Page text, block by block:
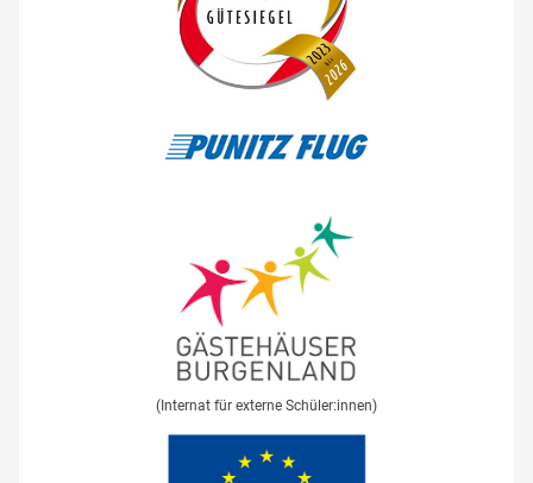
(Internat für externe Schüler:innen)